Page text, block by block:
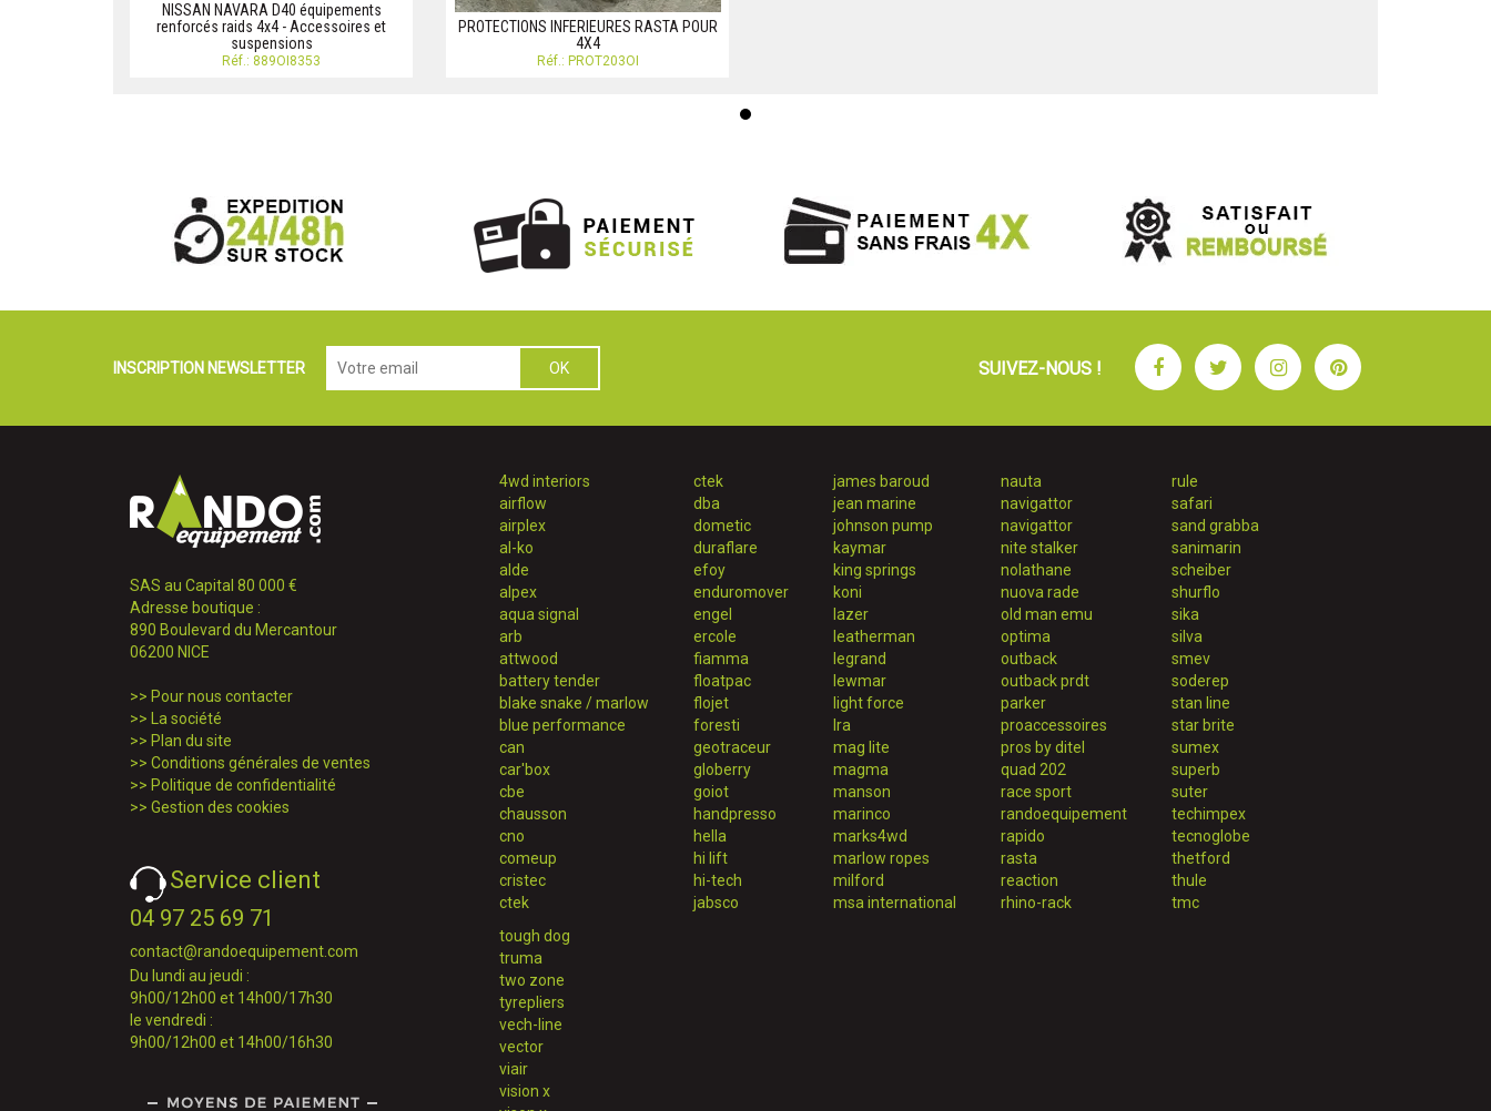
NISSAN NAVARA D40 équipements
renforcés raids 4x4 - Accessoires et
suspensions
Réf.: 889OI8353
PROTECTIONS INFERIEURES RASTA POUR
4X4
Réf.: PROT203OI
INSCRIPTION NEWSLETTER SUIVEZ-NOUS ! FacebookTwitterInstagramPinterest
SAS au Capital 80 000 €
Adresse boutique :
890 Boulevard du Mercantour
06200 NICE
>> Pour nous contacter
>> La société
>> Plan du site
>> Conditions générales de ventes
>> Politique de confidentialité
>> Gestion des cookies
Service client
04 97 25 69 71
contact@randoequipement.com
Du lundi au jeudi :
9h00/12h00 et 14h00/17h30
le vendredi :
9h00/12h00 et 14h00/16h30
4wd interiors
airflow
airplex
al-ko
alde
alpex
aqua signal
arb
attwood
battery tender
blake snake / marlow
blue performance
can
car'box
cbe
chausson
cno
comeup
cristec
ctek
ctek
dba
dometic
duraflare
efoy
enduromover
engel
ercole
fiamma
floatpac
flojet
foresti
geotraceur
globerry
goiot
handpresso
hella
hi lift
hi-tech
jabsco
james baroud
jean marine
johnson pump
kaymar
king springs
koni
lazer
leatherman
legrand
lewmar
light force
lra
mag lite
magma
manson
marinco
marks4wd
marlow ropes
milford
msa international
nauta
navigattor
navigattor
nite stalker
nolathane
nuova rade
old man emu
optima
outback
outback prdt
parker
proaccessoires
pros by ditel
quad 202
race sport
randoequipement
rapido
rasta
reaction
rhino-rack
rule
safari
sand grabba
sanimarin
scheiber
shurflo
sika
silva
smev
soderep
stan line
star brite
sumex
superb
suter
techimpex
tecnoglobe
thetford
thule
tmc
tough dog
truma
two zone
tyrepliers
vech-line
vector
viair
vision x